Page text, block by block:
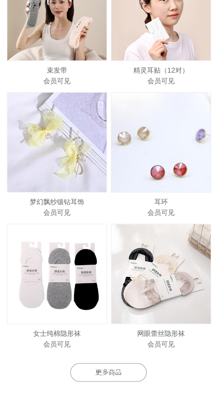
束发带
会员可见
精灵耳贴（12对）
会员可见
梦幻飘纱镶钻耳饰
会员可见
耳环
会员可见
女士纯棉隐形袜
会员可见
网眼蕾丝隐形袜
会员可见